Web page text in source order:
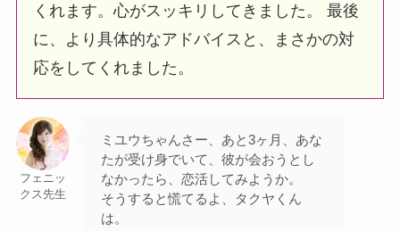
くれます。心がスッキリしてきました。 最後
に、より具体的なアドバイスと、まさかの対
応をしてくれました。
フェニッ
クス先生
ミユウちゃんさー、あと3ヶ月、あな
たが受け身でいて、彼が会おうとし
なかったら、恋活してみようか。
そうすると慌てるよ、タクヤくん
は。